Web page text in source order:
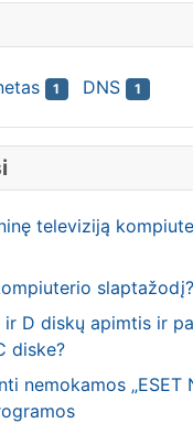
1 DNS 1
televiziją
slaptažodį?
ir D diskų apimtis ir
diske?
nemokamos „ESET